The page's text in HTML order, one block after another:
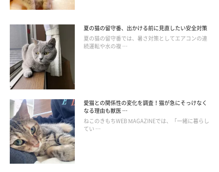
境を見直してみましょう。寒さ対策として毛布を追加する、静か
また、夜間落ち着きがないようなら、日中に十分な遊びやスキン
シップの時間を確保し、エネルギーを発散させてみましょう。
深夜にくっついてくる行動は、飼い主さんを信頼しているからこ
その甘えである場合がほとんどです。愛猫の様子を見守りなが
ら、安心できる夜の時間を一緒に過ごしていきたいですね。
文／ねこのきもちWeb編集室 監修／いぬ・ねこのきもち獣医師
相談室
夏の猫の留守番、出かける前に見直したい安全対策
夏の猫の留守番では、暑さ対策としてエアコンの連
続運転や水の複 …
愛猫との関係性の変化を調査！猫が急にそっけなく
なる理由も獣医 …
ねこのきもちWEB MAGAZINEでは、「一緒に暮らし
てい …